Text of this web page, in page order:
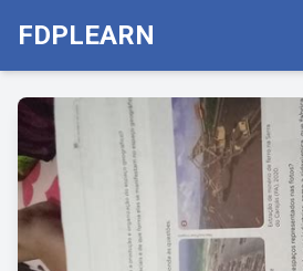
FDPLEARN